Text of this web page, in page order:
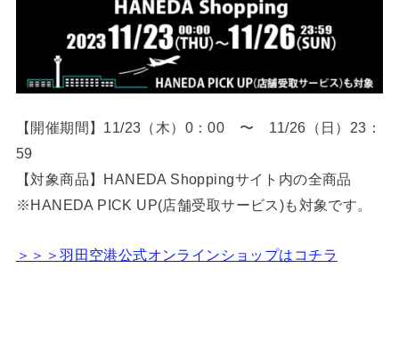
【開催期間】11/23（木）0：00 〜 11/26（日）23：
59
【対象商品】HANEDA Shoppingサイト内の全商品
※HANEDA PICK UP(店舗受取サービス)も対象です。
＞＞＞羽田空港公式オンラインショップはコチラ